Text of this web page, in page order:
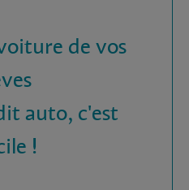
de vos
auto, c'est
!